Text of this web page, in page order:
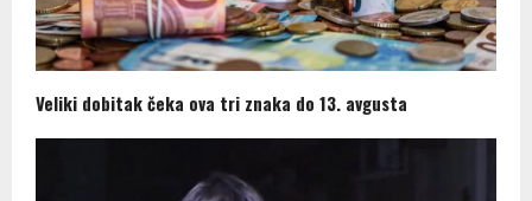
Veliki dobitak čeka ova tri znaka do 13. avgusta